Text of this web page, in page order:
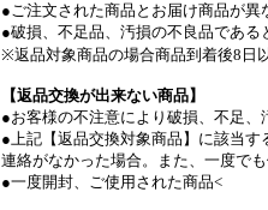
●ご注文された商品とお届け商品が異
●破損、不足品、汚損の不良品である
※返品対象商品の場合商品到着後8日
【返品交換が出来ない商品】
●お客様の不注意により破損、不足、
●上記【返品交換対象商品】に該当
連絡がなかった場合。また、一度でも
●一度開封、ご使用された商品<